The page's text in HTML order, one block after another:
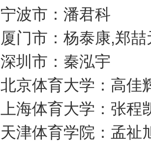
宁波市：潘君科
厦门市：杨泰康,郑喆
深圳市：秦泓宇
北京体育大学：高佳
上海体育大学：张程
天津体育学院：孟祉